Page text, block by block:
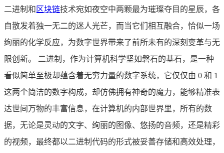
二进制和 区块链技术宛如夜空中两颗最为璀璨夺目的星辰，各
自散发着独一无二的迷人光芒，而当它们相互融合，恰似一场
绚丽的化学反应，为数字世界带来了前所未有的深刻变革与无
限创新。 二进制，作为计算机科学坚如磐石的基石，是一种
看似简单至极却蕴含着无穷力量的数字系统，它仅仅由 0 和 1
这两个简洁的数字构成，却仿佛拥有神奇的魔力，能够精准表
达世间万物的丰富信息，在计算机的内部世界里，所有的数
据，无论是灵动的文字、绚丽的图像、悠扬的音频，还是精彩
的视频，最终都以二进制代码的形式被妥善存储和高效处理，